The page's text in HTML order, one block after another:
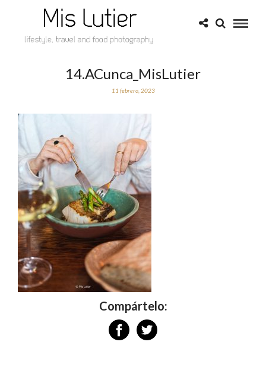
14.ACunca_MisLutier
11 febrero, 2023
Compártelo: